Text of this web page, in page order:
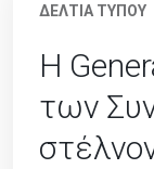
ΔΕΛΤΙΑ ΤΥΠΟΥ
Η
των